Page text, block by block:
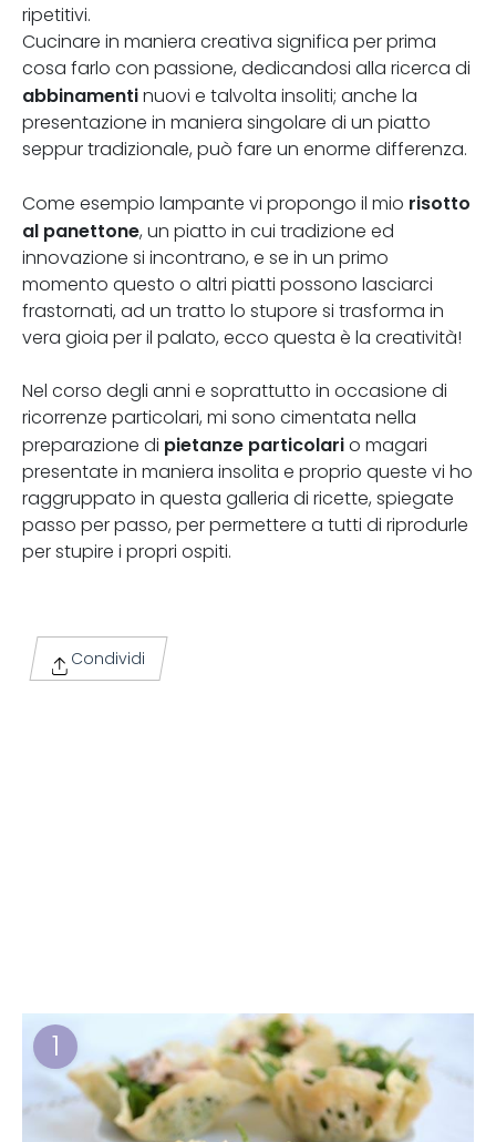
ripetitivi.
Cucinare in maniera creativa significa per prima
cosa farlo con passione, dedicandosi alla ricerca di
abbinamenti nuovi e talvolta insoliti; anche la
presentazione in maniera singolare di un piatto
seppur tradizionale, può fare un enorme differenza.
Come esempio lampante vi propongo il mio risotto
al panettone, un piatto in cui tradizione ed
innovazione si incontrano, e se in un primo
momento questo o altri piatti possono lasciarci
frastornati, ad un tratto lo stupore si trasforma in
vera gioia per il palato, ecco questa è la creatività!
Nel corso degli anni e soprattutto in occasione di
ricorrenze particolari, mi sono cimentata nella
preparazione di pietanze particolari o magari
presentate in maniera insolita e proprio queste vi ho
raggruppato in questa galleria di ricette, spiegate
passo per passo, per permettere a tutti di riprodurle
per stupire i propri ospiti.
Condividi
1